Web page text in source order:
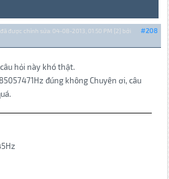
#208
được chỉnh sửa: 04-08-2013, 01:50 PM {2} bởi
hỏi này khó thật.
đúng không Chuyên ơi, câu